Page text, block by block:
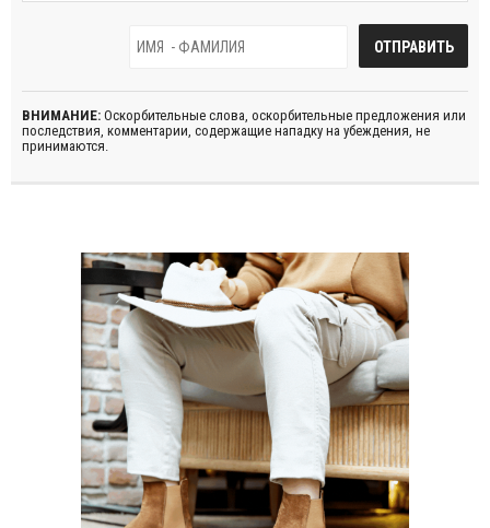
ВНИМАНИЕ: Оскорбительные слова, оскорбительные предложения или
последствия, комментарии, содержащие нападку на убеждения, не
принимаются.